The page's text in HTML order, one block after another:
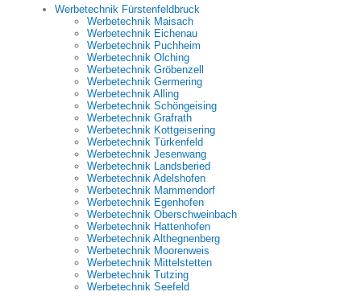
Werbetechnik Fürstenfeldbruck
Werbetechnik Maisach
Werbetechnik Eichenau
Werbetechnik Puchheim
Werbetechnik Olching
Werbetechnik Gröbenzell
Werbetechnik Germering
Werbetechnik Alling
Werbetechnik Schöngeising
Werbetechnik Grafrath
Werbetechnik Kottgeisering
Werbetechnik Türkenfeld
Werbetechnik Jesenwang
Werbetechnik Landsberied
Werbetechnik Adelshofen
Werbetechnik Mammendorf
Werbetechnik Egenhofen
Werbetechnik Oberschweinbach
Werbetechnik Hattenhofen
Werbetechnik Althegnenberg
Werbetechnik Moorenweis
Werbetechnik Mittelstetten
Werbetechnik Tutzing
Werbetechnik Seefeld